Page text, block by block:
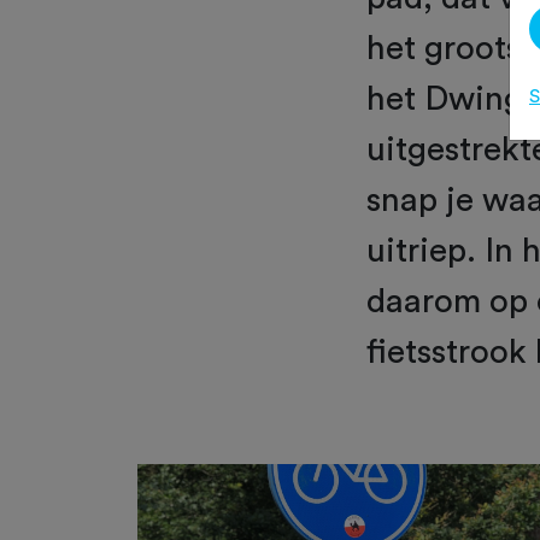
het
het
snap je
uitriep. In
daarom op
fietsstrook